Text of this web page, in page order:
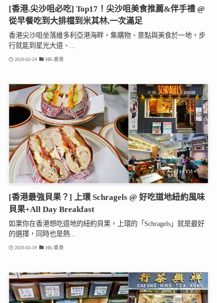
[香港.尖沙咀必吃] Top17！尖沙咀美食推薦&伴手禮 @
從早餐吃到大排檔到米其林,一次滿足
香港尖沙咀坐落維多利亞港海畔，集購物、景點與美食於一地，步
行就能到星光大道、...
2026-02-24 HK-香港
[香港最強貝果？] 上環 Schragels @ 好吃道地紐約風味
貝果+All Day Breakfast
如果你在香港想吃道地的紐約貝果，上環的「Schragels」就是最好
的選擇，同時也是熱...
2026-02-19 HK-香港